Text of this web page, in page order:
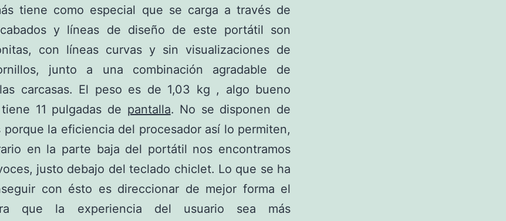
tiene como especial que se carga a través de
y líneas de diseño de este portátil son
con líneas curvas y sin visualizaciones de
junto a una combinación agradable de
carcasas. El peso es de 1,03 kg , algo bueno
11 pulgadas de pantalla. No se disponen de
porque la eficiencia del procesador así lo permiten,
en la parte baja del portátil nos encontramos
justo debajo del teclado chiclet. Lo que se ha
con ésto es direccionar de mejor forma el
que la experiencia del usuario sea más